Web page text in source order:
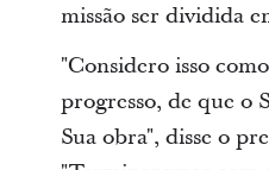
missão ser dividida
"Considero isso
progresso, de que o
Sua obra", disse o